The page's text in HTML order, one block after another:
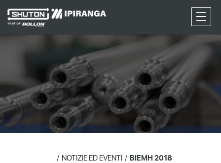
RFQ
NOTIZIE ED EVENTI BIEMH 2018